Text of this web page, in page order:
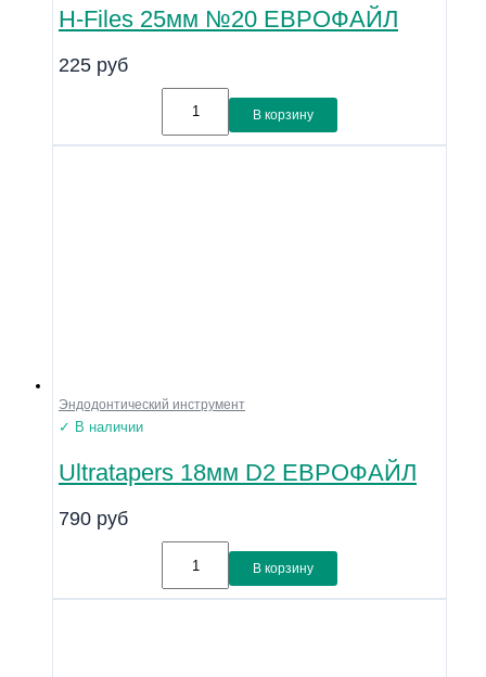
H-Files 25мм №20 ЕВРОФАЙЛ
225 руб
В корзину
Эндодонтический инструмент
✓ В наличии
Ultratapers 18мм D2 ЕВРОФАЙЛ
790 руб
В корзину